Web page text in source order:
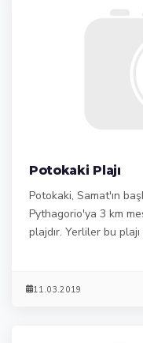
Potokaki Plajı
Potokaki, Samat'ın
Pythagorio'ya 3 km
plajdır. Yerliler bu
11.03.2019